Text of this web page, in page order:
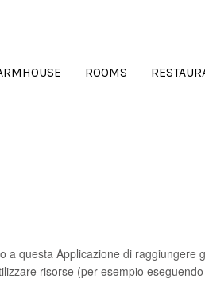
ROOMS
questa Applicazione di
risorse (per esempio